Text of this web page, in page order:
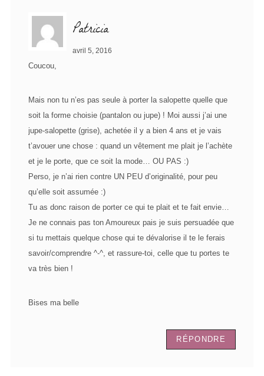
Patricia
avril 5, 2016
Coucou,
Mais non tu n’es pas seule à porter la salopette quelle que
soit la forme choisie (pantalon ou jupe) ! Moi aussi j’ai une
jupe-salopette (grise), achetée il y a bien 4 ans et je vais
t’avouer une chose : quand un vêtement me plait je l’achète
et je le porte, que ce soit la mode… OU PAS :)
Perso, je n’ai rien contre UN PEU d’originalité, pour peu
qu’elle soit assumée :)
Tu as donc raison de porter ce qui te plait et te fait envie…
Je ne connais pas ton Amoureux pais je suis persuadée que
si tu mettais quelque chose qui te dévalorise il te le ferais
savoir/comprendre ^-^, et rassure-toi, celle que tu portes te
va très bien !
Bises ma belle
RÉPONDRE